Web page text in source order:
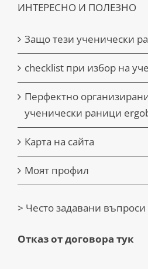
ИНТЕРЕСНО И ПОЛЕЗНО
Защо тези ученически
checklist при избор на
Перфектно
ученически раници
Карта на сайта
Моят профил
> Често задавани въпроси
Отказ от договора тук